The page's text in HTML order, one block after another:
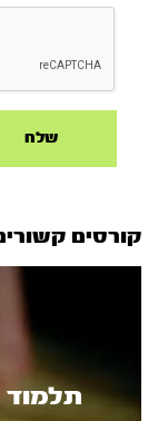
קורסים
תלמוד